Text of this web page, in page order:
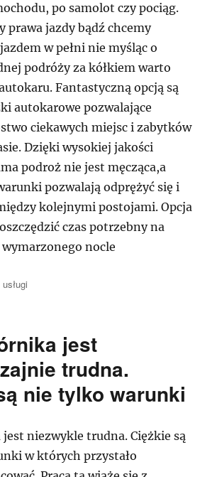
po samolot czy pociąg.
prawa jazdy bądź chcemy
w pełni nie myśląc o
podróży za kółkiem warto
Fantastyczną opcją są
autokarowe pozwalające
ciekawych miejsc i zabytków
Dzięki wysokiej jakości
podroż nie jest męcząca,a
pozwalają odprężyć się i
kolejnymi postojami. Opcja
czas potrzebny na
nocle
Kategorie
usługi
jest
trudna.
nie tylko warunki
jest niezwykle trudna. Ciężkie są
w których przystało